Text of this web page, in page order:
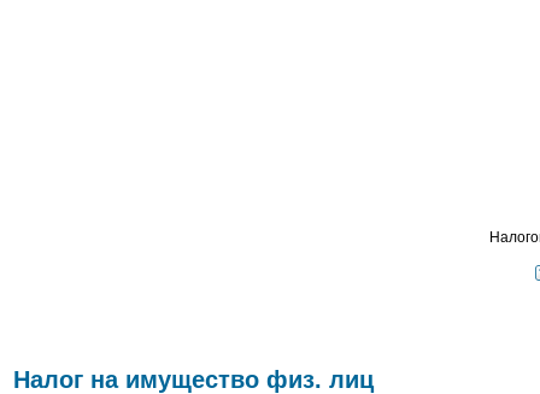
Налог на имущество физ. лиц